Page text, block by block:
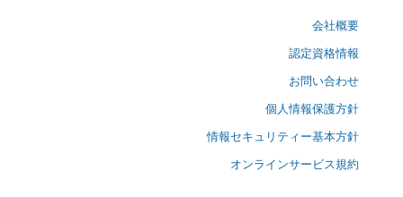
会社概要
認定資格情報
お問い合わせ
個人情報保護方針
情報セキュリティー基本方針
オンラインサービス規約